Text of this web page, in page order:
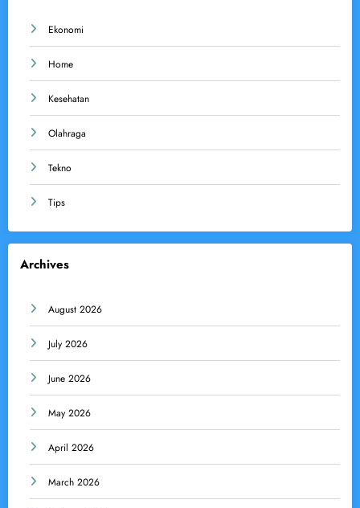
Ekonomi
Home
Kesehatan
Olahraga
Tekno
Tips
Archives
August 2026
July 2026
June 2026
May 2026
April 2026
March 2026